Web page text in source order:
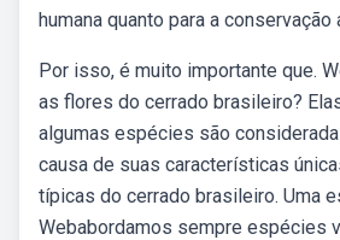
humana quanto para a conservação
Por isso, é muito importante que.
as flores do cerrado brasileiro?
algumas espécies são
causa de suas características
típicas do cerrado brasileiro. Uma
Webabordamos sempre espécies